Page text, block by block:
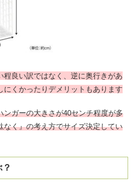
程良い訳ではなく、逆に奥行きがあ
にくかったりデメリットもあります
ンガーの大きさが40センチ程度が多
なく』の考え方でサイズ決定してい